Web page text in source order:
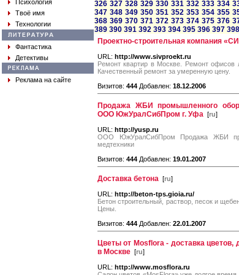
Психология
Твоё имя
Технологии
Фантастика
Детективы
Реклама на сайте
326 327 328 329 330 331 332 333 334
347 348 349 350 351 352 353 354 355
368 369 370 371 372 373 374 375 376
389 390 391 392 393 394 395 396 397 398
Проектно-строительная компания
URL: http://www.sivproekt.ru
Ремонт квартир в Москве. Ремонт офисов
Качественный ремонт за умеренную цену.
Визитов: 444 Добавлен: 18.12.2006
Продажа ЖБИ промышленного
ООО ЮжУралСибПром г. Уфа [ru]
URL: http://yusp.ru
ООО ЮжУралСибПром Продажа ЖБИ
медтехники
Визитов: 444 Добавлен: 19.01.2007
Доставка бетона [ru]
URL: http://beton-tps.gioia.ru/
Бетон строительный, раствор, песок и
Цены.
Визитов: 444 Добавлен: 22.01.2007
Цветы от Mosflora - доставка цветов,
в Москве [ru]
URL: http://www.mosflora.ru